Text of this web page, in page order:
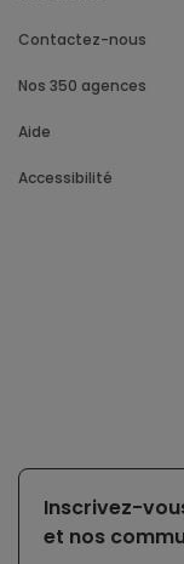
Contactez-nous
Nos 350 agences
Aide
Accessibilité
Inscrivez-
et nos